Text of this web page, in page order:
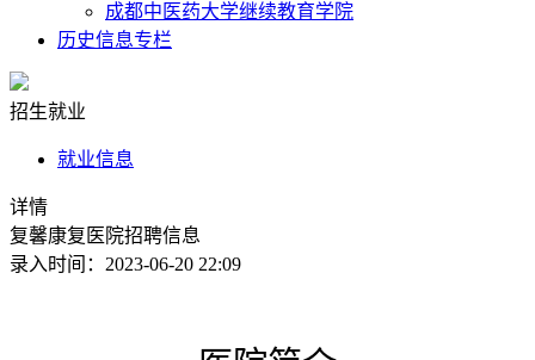
成都中医药大学继续教育学院
历史信息专栏
招生就业
就业信息
详情
复馨康复医院招聘信息
录入时间：2023-06-20 22:09